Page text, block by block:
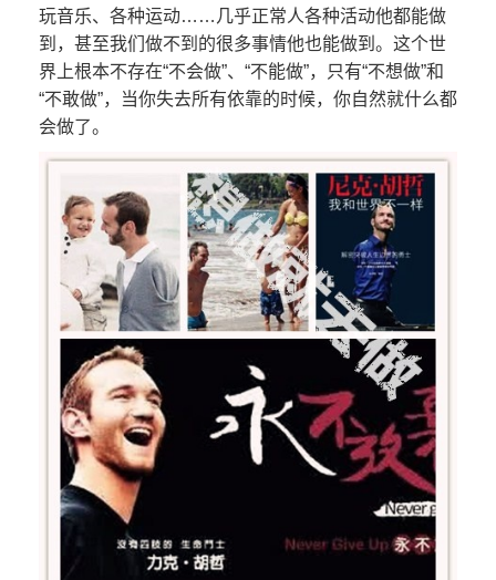
玩音乐、各种运动……几乎正常人各种活动他都能做
到，甚至我们做不到的很多事情他也能做到。这个世
界上根本不存在“不会做”、“不能做”，只有“不想做”和
“不敢做”，当你失去所有依靠的时候，你自然就什么都
会做了。